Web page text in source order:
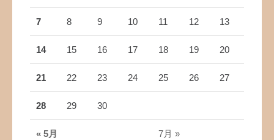
« 5月 7月 »
7 8 9 10 11 12 13
14 15 16 17 18 19 20
21 22 23 24 25 26 27
28 29 30